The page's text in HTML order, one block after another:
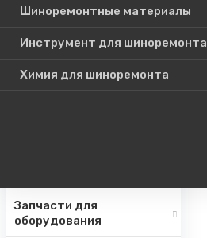
Шиноремонтные материалы
Инструмент для шиноремонта
Химия для шиноремонта
Шиномонтажное
Запчасти для
оборудования